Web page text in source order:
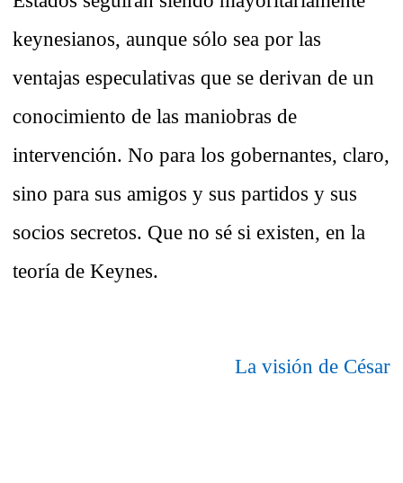
keynesianos, aunque sólo sea por las
ventajas especulativas que se derivan de un
conocimiento de las maniobras de
intervención. No para los gobernantes, claro,
sino para sus amigos y sus partidos y sus
socios secretos. Que no sé si existen, en la
teoría de Keynes.
La visión de César